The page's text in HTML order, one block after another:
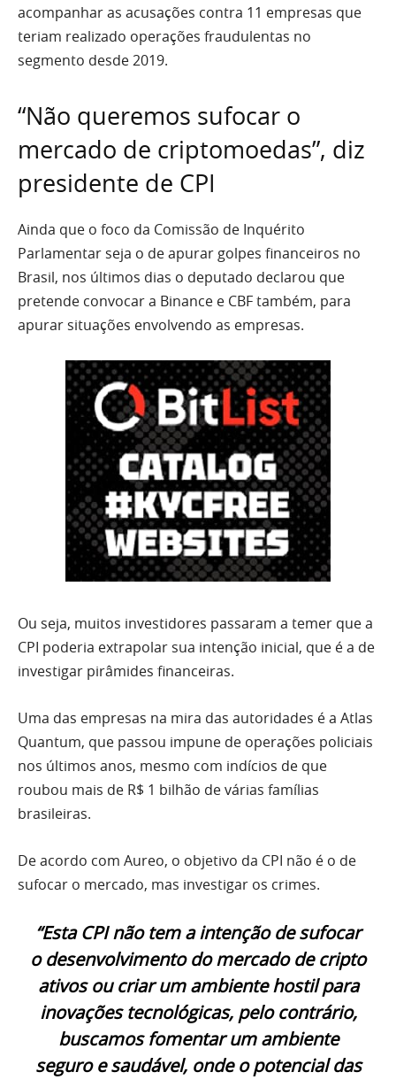
acompanhar as acusações contra 11 empresas que
teriam realizado operações fraudulentas no
segmento desde 2019.
“Não queremos sufocar o
mercado de criptomoedas”, diz
presidente de CPI
Ainda que o foco da Comissão de Inquérito
Parlamentar seja o de apurar golpes financeiros no
Brasil, nos últimos dias o deputado declarou que
pretende convocar a Binance e CBF também, para
apurar situações envolvendo as empresas.
Ou seja, muitos investidores passaram a temer que a
CPI poderia extrapolar sua intenção inicial, que é a de
investigar pirâmides financeiras.
Uma das empresas na mira das autoridades é a Atlas
Quantum, que passou impune de operações policiais
nos últimos anos, mesmo com indícios de que
roubou mais de R$ 1 bilhão de várias famílias
brasileiras.
De acordo com Aureo, o objetivo da CPI não é o de
sufocar o mercado, mas investigar os crimes.
“Esta CPI não tem a intenção de sufocar
o desenvolvimento do mercado de cripto
ativos ou criar um ambiente hostil para
inovações tecnológicas, pelo contrário,
buscamos fomentar um ambiente
seguro e saudável, onde o potencial das